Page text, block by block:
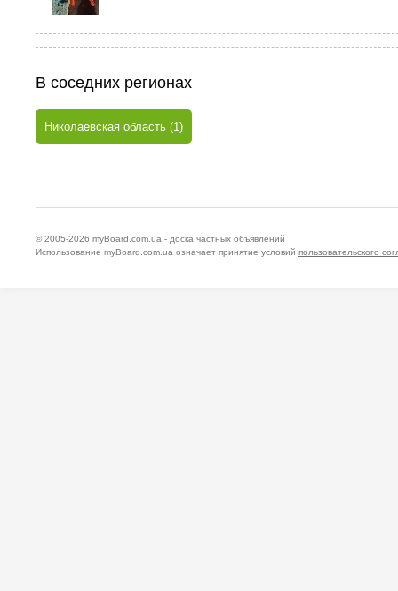
В соседних регионах
Николаевская область (1)
© 2005-2026 myBoard.com.ua - доска частных объявлений
Использование myBoard.com.ua означает принятие условий пользовательского